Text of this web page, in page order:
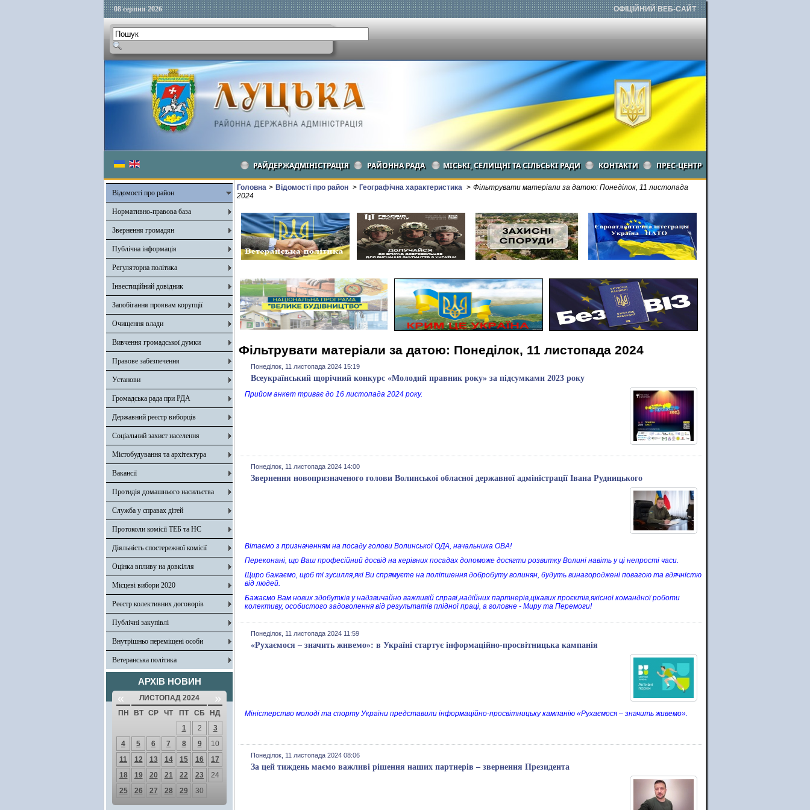
08 серпня 2026 ОФІЦІЙНИЙ ВЕБ-САЙТ
РАЙДЕРЖАДМІНІСТРАЦІЯ РАЙОННА РАДА МІСЬКІ, СЕЛИЩНІ ТА СІЛЬСЬКІ РАДИ КОНТАКТИ ПРЕС-ЦЕНТР
Відомості про район
Нормативно-правова база
Звернення громадян
Публічна інформація
Регуляторна політика
Інвестиційний довідник
Запобігання проявам корупції
Очищення влади
Вивчення громадської думки
Правове забезпечення
Установи
Громадська рада при РДА
Державний реєстр виборців
Соціальний захист населення
Містобудування та архітектура
Вакансії
Протидія домашнього насильства
Служба у справах дітей
Протоколи комісії ТЕБ та НС
Діяльність спостережної комісії
Оцінка впливу на довкілля
Місцеві вибори 2020
Реєстр колективних договорів
Публічні закупівлі
Внутрішньо переміщені особи
Ветеранська політика
АРХІВ НОВИН
« ЛИСТОПАД 2024 »
ПН ВТ СР ЧТ ПТ СБ
НД
1
2
3
4
5 6 7 8 9
10
11
12 13 14 15 16
17
18
19 20 21 22 23
24
25
26 27 28 29 30
Головна > Відомості про район > Географічна характеристика > Фільтрувати матеріали за датою: Понеділок, 11 листопада
2024
Фільтрувати матеріали за датою: Понеділок, 11 листопада 2024
Понеділок, 11 листопада 2024 15:19
Всеукраїнський щорічний конкурс «Молодий правник року» за підсумками 2023 року
Прийом анкет триває до 16 листопада 2024 року.
Понеділок, 11 листопада 2024 14:00
Звернення новопризначеного голови Волинської обласної державної адміністрації Івана Рудницького
Вітаємо з призначенням на посаду голови Волинської ОДА, начальника ОВА!
Переконані, що Ваш професійний досвід на керівних посадах допоможе досягти розвитку Волині навіть у ці непрості часи.
Щиро бажаємо, щоб ті зусилля,які Ви спрямуєте на поліпшення добробуту волинян, будуть винагороджені повагою та вдячністю
від людей.
Бажаємо Вам нових здобутків у надзвичайно важливій справі,надійних партнерів,цікавих проєктів,якісної командної роботи
колективу, особистого задоволення від результатів плідної праці, а головне - Миру та Перемоги!
Понеділок, 11 листопада 2024 11:59
«Рухаємося – значить живемо»: в Україні стартує інформаційно-просвітницька кампанія
Міністерство молоді та спорту України представили інформаційно-просвітницьку кампанію «Рухаємося – значить живемо».
Понеділок, 11 листопада 2024 08:06
За цей тиждень маємо важливі рішення наших партнерів – звернення Президента